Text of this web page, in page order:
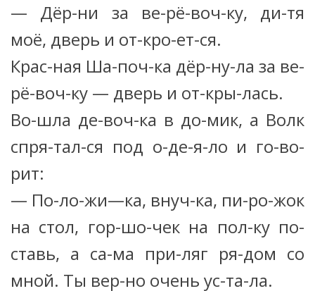
— Дёр-ни за ве-рё-воч-ку, ди-тя
моё, дверь и от-кро-ет-ся.
Крас-ная Ша-поч-ка дёр-ну-ла за ве-
рё-воч-ку — дверь и от-кры-лась.
Во-шла де-воч-ка в до-мик, а Волк
спря-тал-ся под о-де-я-ло и го-во-
рит:
— По-ло-жи—ка, внуч-ка, пи-ро-жок
на стол, гор-шо-чек на пол-ку по-
ставь, а са-ма при-ляг ря-дом со
мной. Ты вер-но очень ус-та-ла.